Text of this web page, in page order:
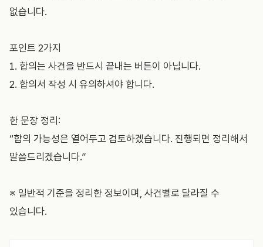
없습니다.
포인트 2가지
1. 합의는 사건을 반드시 끝내는 버튼이 아닙니다.
2. 합의서 작성 시 유의하셔야 합니다.
한 문장 정리:
“합의 가능성은 열어두고 검토하겠습니다. 진행되면 정리해서
말씀드리겠습니다.”
※ 일반적 기준을 정리한 정보이며, 사건별로 달라질 수
있습니다.